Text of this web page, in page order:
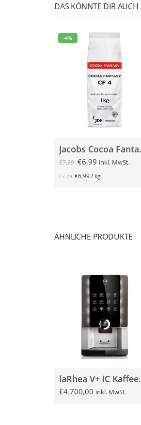
DAS KÖNNTE DIR
-4%
€7,29 €6,99 inkl. MwSt.
€7,29 €6,99/ kg
ÄHNLICHE PRODUKTE
€4.700,00 inkl. MwSt.